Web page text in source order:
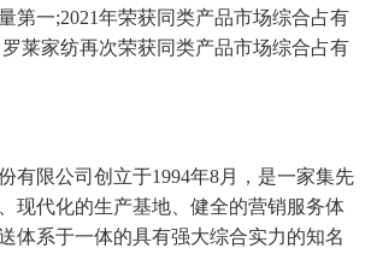
第一;2021年荣获同类产品市场综合占有
莱家纺再次荣获同类产品市场综合占有
有限公司创立于1994年8月，是一家集先
现代化的生产基地、健全的营销服务体
体系于一体的具有强大综合实力的知名